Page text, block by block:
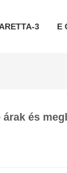
3 E
és